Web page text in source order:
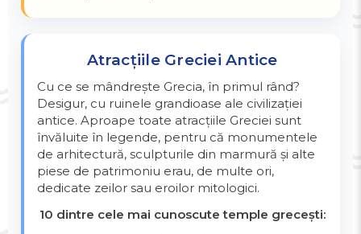
Atracțiile Greciei Antice
Cu ce se mândrește Grecia, în primul rând?
Desigur, cu ruinele grandioase ale civilizației
antice. Aproape toate atracțiile Greciei sunt
învăluite în legende, pentru că monumentele
de arhitectură, sculpturile din marmură și alte
piese de patrimoniu erau, de multe ori,
dedicate zeilor sau eroilor mitologici.
10 dintre cele mai cunoscute temple grecești: